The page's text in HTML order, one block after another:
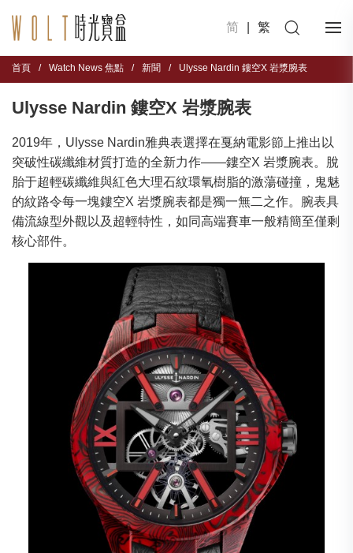
简 繁
首頁 / Watch News 焦點 / 新聞 / Ulysse Nardin 鏤空X 岩漿腕表
Ulysse Nardin 鏤空X 岩漿腕表
2019年，Ulysse Nardin雅典表選擇在戛納電影節上推出以
突破性碳纖維材質打造的全新力作——鏤空X 岩漿腕表。脫
胎于超輕碳纖維與紅色大理石紋環氧樹脂的激蕩碰撞，鬼魅
的紋路令每一塊鏤空X 岩漿腕表都是獨一無二之作。腕表具
備流線型外觀以及超輕特性，如同高端賽車一般精簡至僅剩
核心部件。